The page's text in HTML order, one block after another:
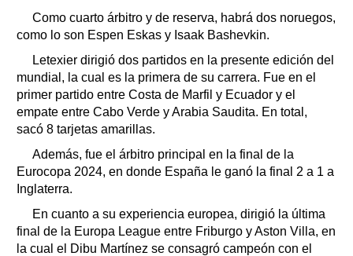
Como cuarto árbitro y de reserva, habrá dos noruegos,
como lo son Espen Eskas y Isaak Bashevkin.
Letexier dirigió dos partidos en la presente edición del
mundial, la cual es la primera de su carrera. Fue en el
primer partido entre Costa de Marfil y Ecuador y el
empate entre Cabo Verde y Arabia Saudita. En total,
sacó 8 tarjetas amarillas.
Además, fue el árbitro principal en la final de la
Eurocopa 2024, en donde España le ganó la final 2 a 1 a
Inglaterra.
En cuanto a su experiencia europea, dirigió la última
final de la Europa League entre Friburgo y Aston Villa, en
la cual el Dibu Martínez se consagró campeón con el